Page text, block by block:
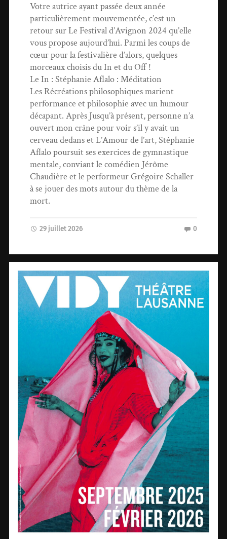
Votre autrice ayant passée deux année
particulièrement mouvementée, c’est un
retour sur Le Festival d’Avignon 2024 qu’elle
vous propose aujourd’hui. Parmi les coups de
cœur pour la festivalière d’alors, quelques
morceaux choisis du In et du Off !
Le In : Stéphanie Aflalo : Méditation
Les Récréations philosophiques marient
performance et philosophie avec un humour
décapant. Après Jusqu’à présent, personne n’a
ouvert mon crâne pour voir s’il y avait un
cerveau dedans et L’Amour de l’art, Stéphanie
Aflalo poursuit ses exercices de gymnastique
mentale, conviant le comédien Jérôme
Chaudière et le performeur Grégoire Schaller
à se jouer des mots autour du thème de la
mort.
29 juillet 2026 0